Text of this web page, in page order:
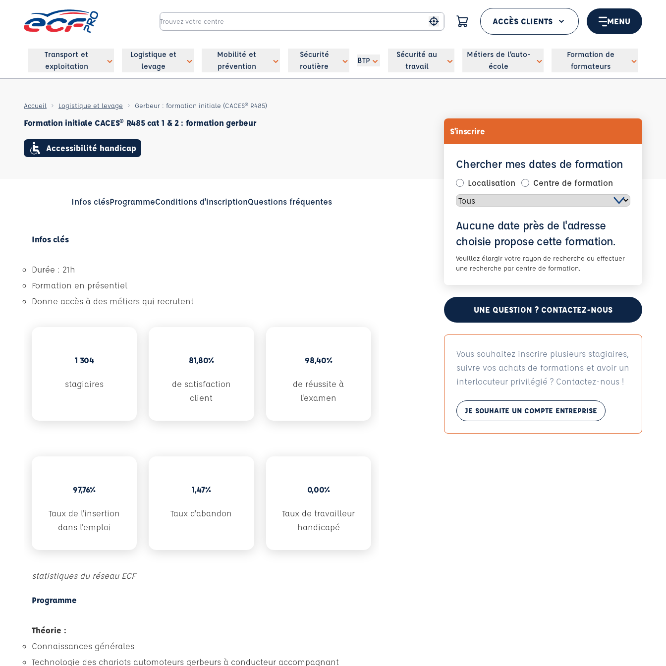
Me géolocaliser
ACCÈS CLIENTS MENU
Transport et
exploitation
Logistique et
levage
Mobilité et
prévention
Sécurité
routière
BTP
Sécurité au
travail
Métiers de l’auto-
école
Formation de
formateurs
Accueil Logistique et levage Gerbeur : formation initiale (CACES® R485)
Formation initiale CACES® R485 cat 1 & 2 : formation gerbeur
Accessibilité handicap
Infos clésProgrammeConditions d'inscriptionQuestions fréquentes
Infos clés
Durée : 21h
Formation en présentiel
Donne accès à des métiers qui recrutent
1 304
stagiaires
81,80%
de satisfaction
client
98,40%
de réussite à
l'examen
97,76%
Taux de l'insertion
dans l'emploi
1,47%
Taux d'abandon
0,00%
Taux de travailleur
handicapé
statistiques du réseau ECF
Programme
Théorie :
Connaissances générales
Technologie des chariots automoteurs gerbeurs à conducteur accompagnant
S'inscrire
Chercher mes dates de formation
Localisation Centre de formation
Aucune date près de l'adresse
choisie propose cette formation.
Veuillez élargir votre rayon de recherche ou effectuer
une recherche par centre de formation.
UNE QUESTION ? CONTACTEZ-NOUS
Vous souhaitez inscrire plusieurs stagiaires,
suivre vos achats de formations et avoir un
interlocuteur privilégié ? Contactez-nous !
JE SOUHAITE UN COMPTE ENTREPRISE